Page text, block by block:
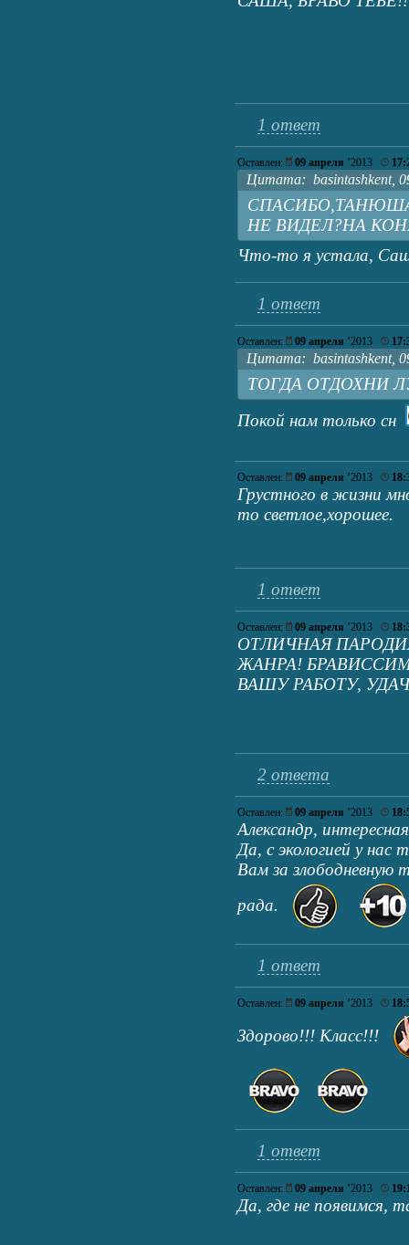
1 ответ
Оставлен: 09 апреля ’2013
Цитата: basintashkent,
НЕ ВИДЕЛ?НА
Что-то я устала,
1 ответ
Оставлен: 09 апреля ’2013
Цитата: basintashkent,
ТОГДА ОТДОХНИ
Покой нам только сн
Оставлен: 09 апреля ’2013
Грустного в жизни
то светлое,хорошее.
1 ответ
Оставлен: 09 апреля ’2013
ОТЛИЧНАЯ
ЖАНРА!
ВАШУ РАБОТУ,
2 ответа
Оставлен: 09 апреля ’2013
Александр,
Да, с экологией у нас
Вам за злободневную
рада.
1 ответ
Оставлен: 09 апреля ’2013
Здорово!!! Класс!!!
1 ответ
Оставлен: 09 апреля ’2013
Да, где не появимся,